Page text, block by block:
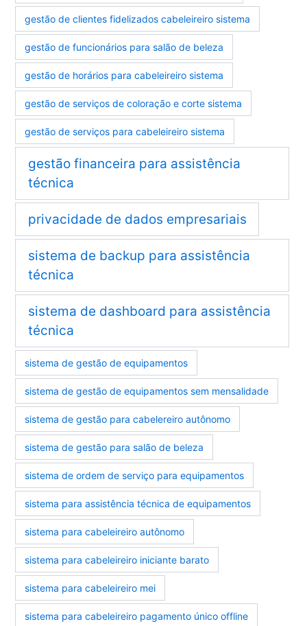
gestão de clientes fidelizados cabeleireiro sistema
gestão de funcionários para salão de beleza
gestão de horários para cabeleireiro sistema
gestão de serviços de coloração e corte sistema
gestão de serviços para cabeleireiro sistema
gestão financeira para assistência
técnica
privacidade de dados empresariais
sistema de backup para assistência
técnica
sistema de dashboard para assistência
técnica
sistema de gestão de equipamentos
sistema de gestão de equipamentos sem mensalidade
sistema de gestão para cabelereiro autônomo
sistema de gestão para salão de beleza
sistema de ordem de serviço para equipamentos
sistema para assistência técnica de equipamentos
sistema para cabeleireiro autônomo
sistema para cabeleireiro iniciante barato
sistema para cabeleireiro mei
sistema para cabeleireiro pagamento único offline